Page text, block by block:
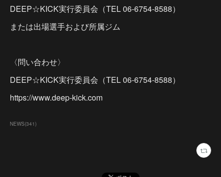
DEEP☆KICK実行委員会（TEL 06-6754-8588）
または出場選手および所属ジム
〈問い合わせ〉
DEEP☆KICK実行委員会（TEL 06-6754-8588）
https://www.deep-kick.com
NEWS(341)